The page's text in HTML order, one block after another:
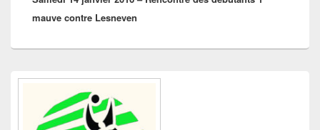
mauve contre Lesneven
Zone